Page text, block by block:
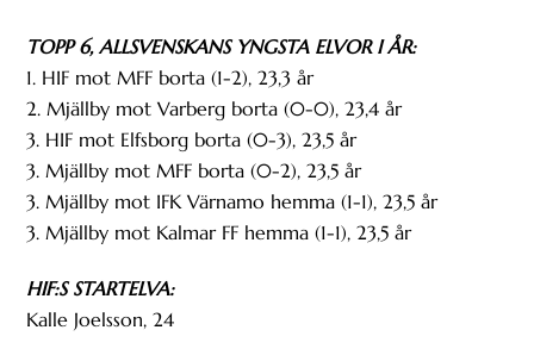
TOPP 6, ALLSVENSKANS YNGSTA ELVOR I ÅR:
1. HIF mot MFF borta (1-2), 23,3 år
2. Mjällby mot Varberg borta (0-0), 23,4 år
3. HIF mot Elfsborg borta (0-3), 23,5 år
3. Mjällby mot MFF borta (0-2), 23,5 år
3. Mjällby mot IFK Värnamo hemma (1-1), 23,5 år
3. Mjällby mot Kalmar FF hemma (1-1), 23,5 år
HIF:S STARTELVA:
Kalle Joelsson, 24